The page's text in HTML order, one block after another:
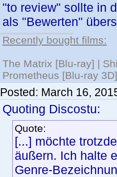
"to review" sollte in
als "Bewerten"
Recently bought films:
The Matrix [Blu-ray] |
Prometheus [Blu-ray
Posted: March 16,
Quoting Discostu:
Quote:
[...] möchte
äußern. Ich halte
Genre-